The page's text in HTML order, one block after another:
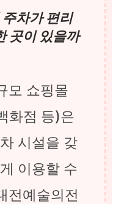
차가 편리
곳이 있을까
모 쇼핑몰
화점 등)은
시설을 갖
이용할 수
전예술의전